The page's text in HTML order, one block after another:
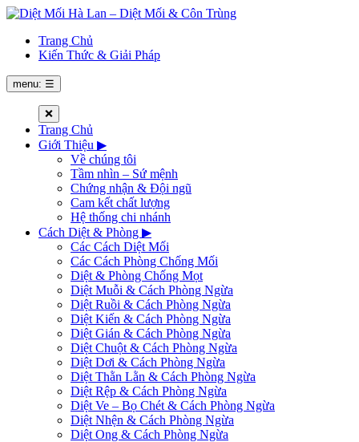
Trang Chủ
Kiến Thức & Giải Pháp
menu: ☰
❌
Trang Chủ
Giới Thiệu ▶
Về chúng tôi
Tầm nhìn – Sứ mệnh
Chứng nhận & Đội ngũ
Cam kết chất lượng
Hệ thống chi nhánh
Cách Diệt & Phòng ▶
Các Cách Diệt Mối
Các Cách Phòng Chống Mối
Diệt & Phòng Chống Mọt
Diệt Muỗi & Cách Phòng Ngừa
Diệt Ruồi & Cách Phòng Ngừa
Diệt Kiến & Cách Phòng Ngừa
Diệt Gián & Cách Phòng Ngừa
Diệt Chuột & Cách Phòng Ngừa
Diệt Dơi & Cách Phòng Ngừa
Diệt Thằn Lằn & Cách Phòng Ngừa
Diệt Rệp & Cách Phòng Ngừa
Diệt Ve – Bọ Chét & Cách Phòng Ngừa
Diệt Nhện & Cách Phòng Ngừa
Diệt Ong & Cách Phòng Ngừa